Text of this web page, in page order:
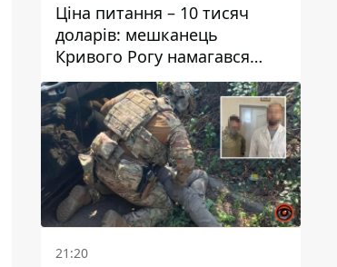
Ціна питання – 10 тисяч
доларів: мешканець
Кривого Рогу намагався
переправити чоловіка до
Словаччини
21:20